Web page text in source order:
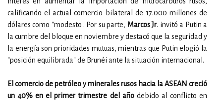
calificando el actual comercio bilateral de 17.000 millones de
dólares como "modesto". Por su parte, Marcos Jr. invitó a Putin a
la cumbre del bloque en noviembre y destacó que la seguridad y
la energía son prioridades mutuas, mientras que Putin elogió la
"posición equilibrada" de Brunéi ante la situación internacional.
El comercio de petróleo y minerales rusos hacia la ASEAN creció
un 40% en el primer trimestre del añodebido al conflicto en